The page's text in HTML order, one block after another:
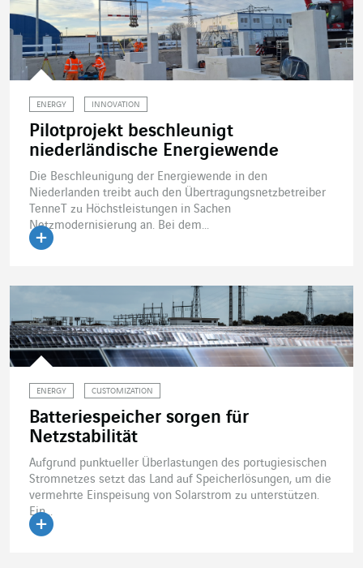
ENERGY INNOVATION
Pilotprojekt beschleunigt
niederländische Energiewende
Die Beschleunigung der Energiewende in den
Niederlanden treibt auch den Übertragungsnetzbetreiber
TenneT zu Höchstleistungen in Sachen
Netzmodernisierung an. Bei dem...
ENERGY CUSTOMIZATION
Batteriespeicher sorgen für
Netzstabilität
Aufgrund punktueller Überlastungen des portugiesischen
Stromnetzes setzt das Land auf Speicherlösungen, um die
vermehrte Einspeisung von Solarstrom zu unterstützen.
Ein...